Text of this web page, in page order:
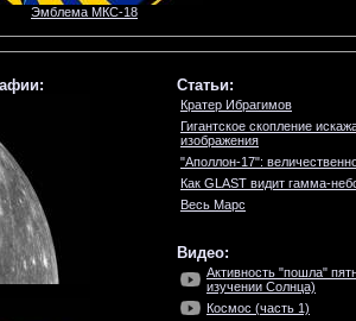
Эмблема МКС-18
Статьи:
Кратер Ибрагимов
Гигантское скопление
изображения
"Аполлон-17":
Как GLAST видит гамма-
Весь Марс
Видео:
Активность "пошла"
изучении Солнца)
Космос (часть 1)